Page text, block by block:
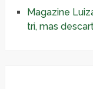
Magazine
tri, mas